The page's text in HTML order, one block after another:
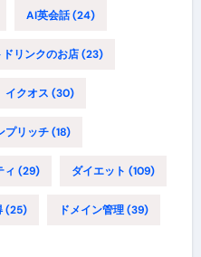
AI英会話(24)
リンクのお店(23)
イクオス (30)
プリッチ(18)
ィ (29) ダイエット (109)
(25) ドメイン管理(39)